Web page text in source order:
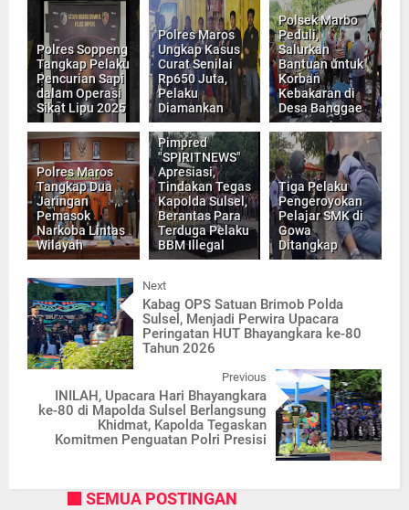
Polres Soppeng
Tangkap Pelaku
Pencurian Sapi
dalam Operasi
Sikat Lipu 2025
Polres Maros
Ungkap Kasus
Curat Senilai
Rp650 Juta,
Pelaku
Diamankan
Polsek Marbo
Peduli,
Salurkan
Bantuan untuk
Korban
Kebakaran di
Desa Banggae
Polres Maros
Tangkap Dua
Jaringan
Pemasok
Narkoba Lintas
Wilayah
Pimpred
"SPIRITNEWS"
Apresiasi,
Tindakan Tegas
Kapolda Sulsel,
Berantas Para
Terduga Pelaku
BBM Illegal
Tiga Pelaku
Pengeroyokan
Pelajar SMK di
Gowa
Ditangkap
Next
Kabag OPS Satuan Brimob Polda
Sulsel, Menjadi Perwira Upacara
Peringatan HUT Bhayangkara ke-80
Tahun 2026
Previous
INILAH, Upacara Hari Bhayangkara
ke-80 di Mapolda Sulsel Berlangsung
Khidmat, Kapolda Tegaskan
Komitmen Penguatan Polri Presisi
SEMUA POSTINGAN